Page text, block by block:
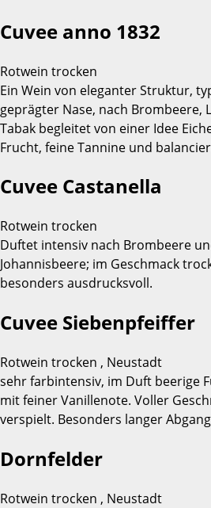
Cuvee anno 1832
Rotwein trocken
Ein Wein von eleganter Struktur,
geprägter Nase, nach Brombeere,
Tabak begleitet von einer Idee
Frucht, feine Tannine und
Cuvee Castanella
Rotwein trocken
Duftet intensiv nach Brombeere
Johannisbeere; im Geschmack
besonders ausdrucksvoll.
Cuvee Siebenpfeiffer
Rotwein trocken , Neustadt
sehr farbintensiv, im Duft beerige
mit feiner Vanillenote. Voller
verspielt. Besonders langer
Dornfelder
Rotwein trocken , Neustadt